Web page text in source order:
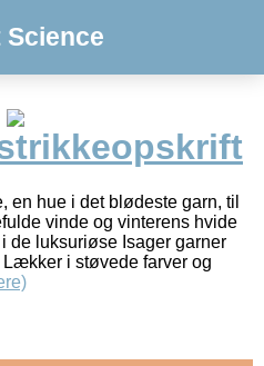
Science
en hue i det blødeste garn, til
vinde og vinterens hvide
de luksuriøse Isager garner
i støvede farver og